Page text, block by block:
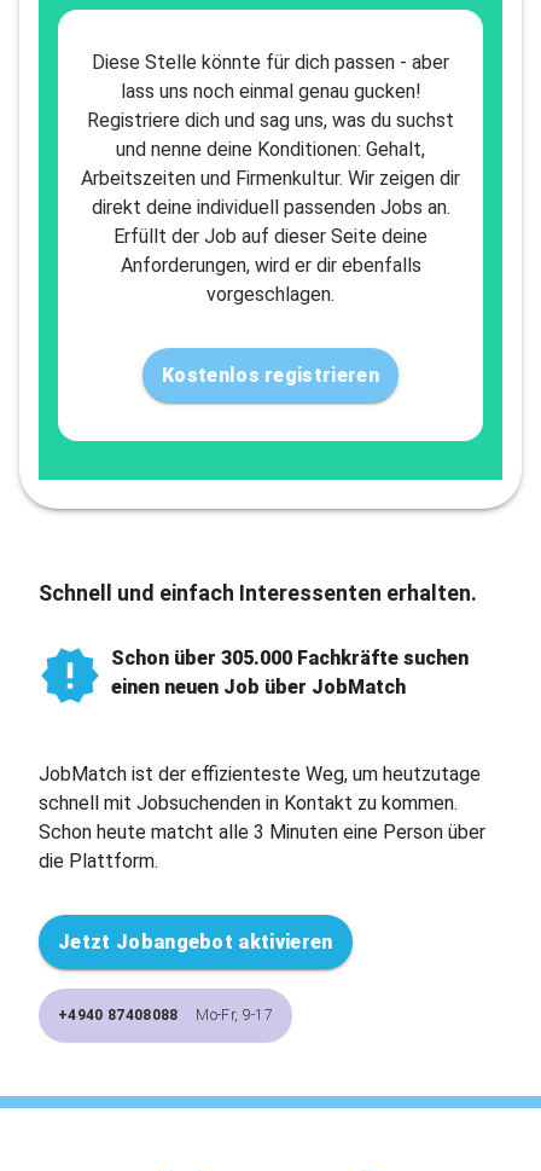
Diese Stelle könnte für dich passen - aber
lass uns noch einmal genau gucken!
Registriere dich und sag uns, was du suchst
und nenne deine Konditionen: Gehalt,
Arbeitszeiten und Firmenkultur. Wir zeigen dir
direkt deine individuell passenden Jobs an.
Erfüllt der Job auf dieser Seite deine
Anforderungen, wird er dir ebenfalls
vorgeschlagen.
Kostenlos registrieren
Schnell und einfach Interessenten erhalten.
Schon über 305.000 Fachkräfte suchen
einen neuen Job über JobMatch
JobMatch ist der effizienteste Weg, um heutzutage
schnell mit Jobsuchenden in Kontakt zu kommen.
Schon heute matcht alle 3 Minuten eine Person über
die Plattform.
Jetzt Jobangebot aktivieren
+4940 87408088 Mo-Fr, 9-17